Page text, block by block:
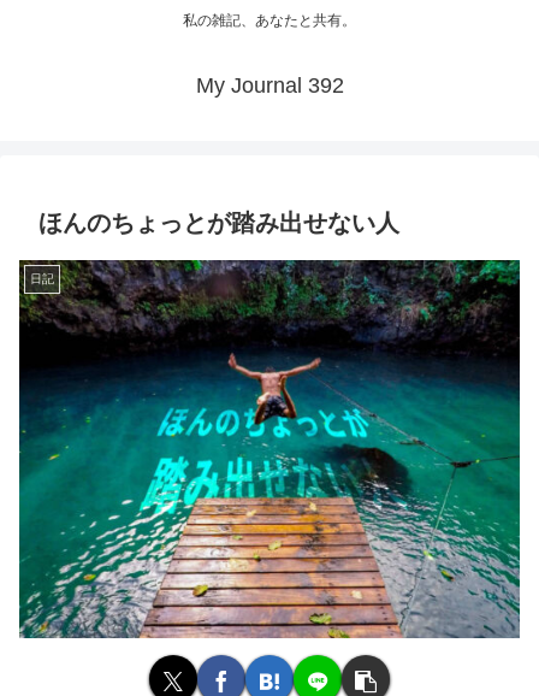
私の雑記、あなたと共有。
My Journal 392
ほんのちょっとが踏み出せない人
日記